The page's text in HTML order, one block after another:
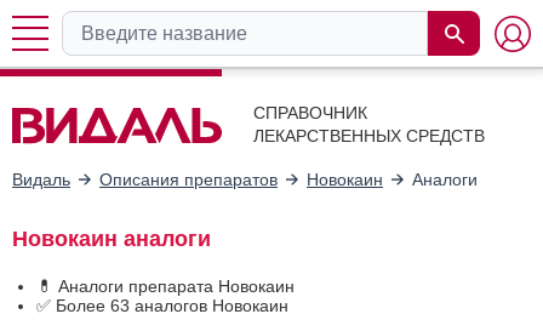
СПРАВОЧНИК
ЛЕКАРСТВЕННЫХ СРЕДСТВ
Видаль Описания препаратов Новокаин Аналоги
Новокаин аналоги
💊 Аналоги препарата Новокаин
✅ Более 63 аналогов Новокаин